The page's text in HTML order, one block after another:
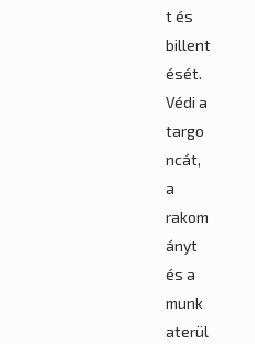
t és
billent
ését.
Védi a
targo
ncát,
a
rakom
ányt
és a
munk
aterül